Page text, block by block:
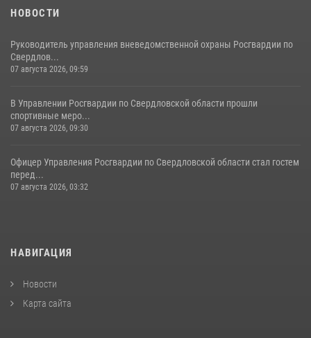
НОВОСТИ
Руководитель управления вневедомственной охраны Росгвардии по
Свердлов...
07 августа 2026, 09:59
В Управлении Росгвардии по Свердловской области прошли
спортивные меро...
07 августа 2026, 09:30
Офицер Управления Росгвардии по Свердловской области стал гостем
перед...
07 августа 2026, 03:32
НАВИГАЦИЯ
Новости
Карта сайта